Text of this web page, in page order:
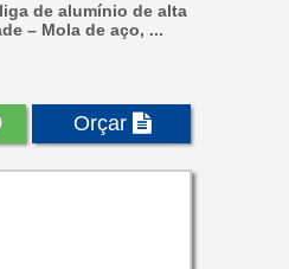
de alumínio de alta
– Mola de aço, ...
Orçar